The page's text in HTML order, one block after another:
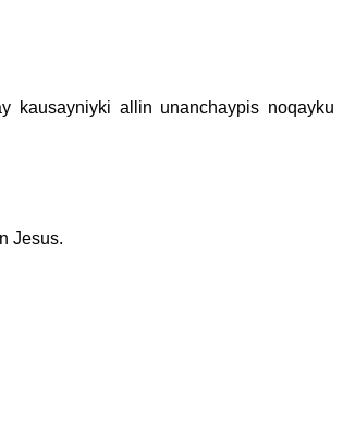
kausayniyki allin unanchaypis noqayku
Jesus.